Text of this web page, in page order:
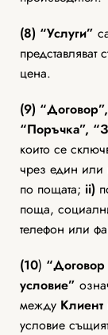
(8) “Услуги”
цена.
(9)
“Поръчка”,
които се
чрез един или
по пощата; ii)
поща,
телефон или
(10) “Договор
условие”
между Клиент
условие